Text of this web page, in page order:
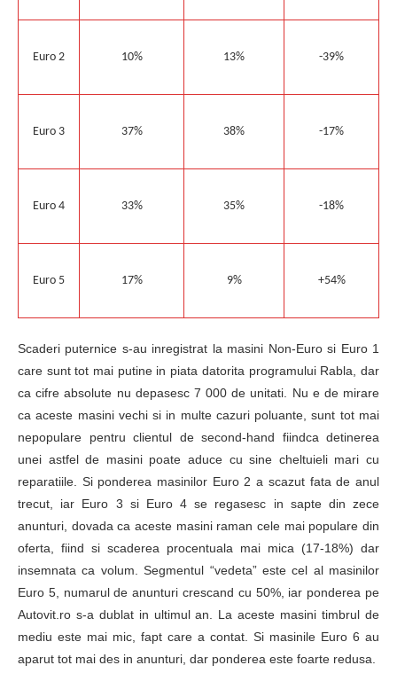
Euro 2 10% 13% -39%
Euro 3 37% 38% -17%
Euro 4 33% 35% -18%
Euro 5 17% 9% +54%
Scaderi puternice s-au inregistrat la masini Non-Euro si Euro 1
care sunt tot mai putine in piata datorita programului Rabla, dar
ca cifre absolute nu depasesc 7 000 de unitati. Nu e de mirare
ca aceste masini vechi si in multe cazuri poluante, sunt tot mai
nepopulare pentru clientul de second-hand fiindca detinerea
unei astfel de masini poate aduce cu sine cheltuieli mari cu
reparatiile. Si ponderea masinilor Euro 2 a scazut fata de anul
trecut, iar Euro 3 si Euro 4 se regasesc in sapte din zece
anunturi, dovada ca aceste masini raman cele mai populare din
oferta, fiind si scaderea procentuala mai mica (17-18%) dar
insemnata ca volum. Segmentul “vedeta” este cel al masinilor
Euro 5, numarul de anunturi crescand cu 50%, iar ponderea pe
Autovit.ro s-a dublat in ultimul an. La aceste masini timbrul de
mediu este mai mic, fapt care a contat. Si masinile Euro 6 au
aparut tot mai des in anunturi, dar ponderea este foarte redusa.